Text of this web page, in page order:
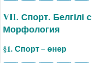
VII. Спорт. Белгілі
Морфология
§1. Спорт – өнер